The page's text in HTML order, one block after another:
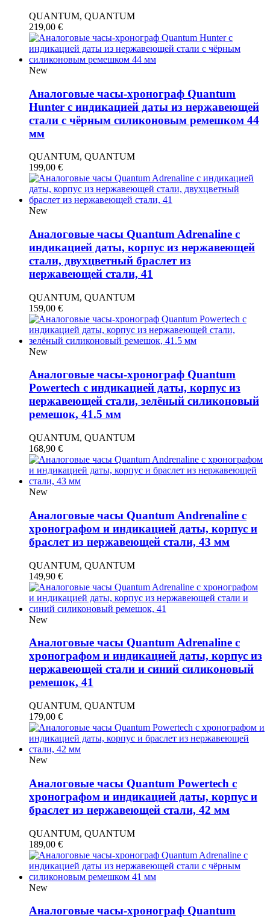
QUANTUM, QUANTUM
219,00 €
New
Аналоговые часы-хронограф Quantum
Hunter с индикацией даты из нержавеющей
стали с чёрным силиконовым ремешком 44
мм
QUANTUM, QUANTUM
199,00 €
New
Аналоговые часы Quantum Adrenaline с
индикацией даты, корпус из нержавеющей
стали, двухцветный браслет из
нержавеющей стали, 41
QUANTUM, QUANTUM
159,00 €
New
Аналоговые часы-хронограф Quantum
Powertech с индикацией даты, корпус из
нержавеющей стали, зелёный силиконовый
ремешок, 41.5 мм
QUANTUM, QUANTUM
168,90 €
New
Аналоговые часы Quantum Andrenaline с
хронографом и индикацией даты, корпус и
браслет из нержавеющей стали, 43 мм
QUANTUM, QUANTUM
149,90 €
New
Аналоговые часы Quantum Adrenaline с
хронографом и индикацией даты, корпус из
нержавеющей стали и синий силиконовый
ремешок, 41
QUANTUM, QUANTUM
179,00 €
New
Аналоговые часы Quantum Powertech с
хронографом и индикацией даты, корпус и
браслет из нержавеющей стали, 42 мм
QUANTUM, QUANTUM
189,00 €
New
Аналоговые часы-хронограф Quantum